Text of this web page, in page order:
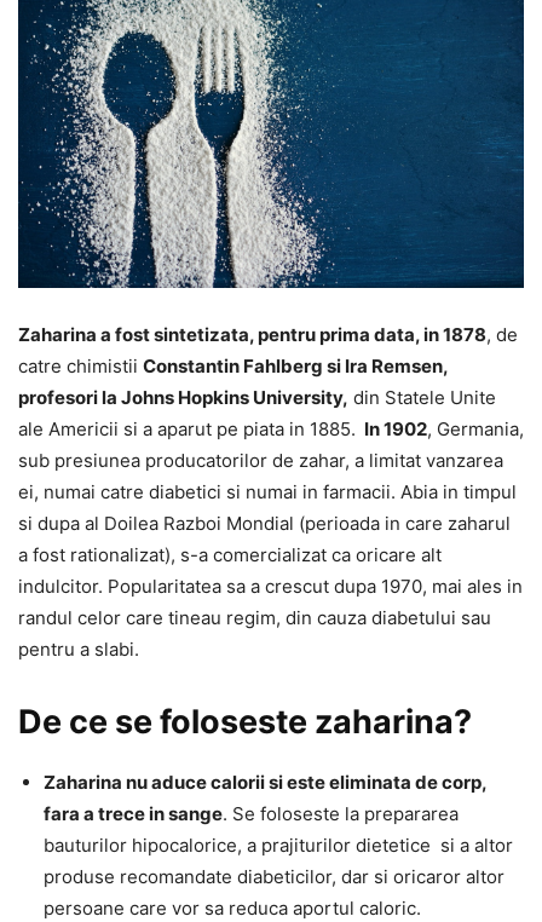
Zaharina a fost sintetizata, pentru prima data, in 1878, de
catre chimistii Constantin Fahlberg si Ira Remsen,
profesori la Johns Hopkins University, din Statele Unite
ale Americii si a aparut pe piata in 1885. In 1902, Germania,
sub presiunea producatorilor de zahar, a limitat vanzarea
ei, numai catre diabetici si numai in farmacii. Abia in timpul
si dupa al Doilea Razboi Mondial (perioada in care zaharul
a fost rationalizat), s-a comercializat ca oricare alt
indulcitor. Popularitatea sa a crescut dupa 1970, mai ales in
randul celor care tineau regim, din cauza diabetului sau
pentru a slabi.
De ce se foloseste zaharina?
Zaharina nu aduce calorii si este eliminata de corp,
fara a trece in sange. Se foloseste la prepararea
bauturilor hipocalorice, a prajiturilor dietetice si a altor
produse recomandate diabeticilor, dar si oricaror altor
persoane care vor sa reduca aportul caloric.